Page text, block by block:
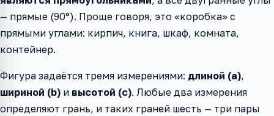
— прямые (90°). Проще говоря, это «коробка» с
прямыми углами: кирпич, книга, шкаф, комната,
контейнер.
Фигура задаётся тремя измерениями: длиной (a),
шириной (b) и высотой (c). Любые два измерения
определяют грань, и таких граней шесть — три пары